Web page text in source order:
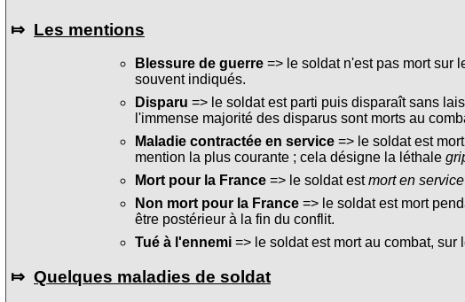
⤇ Les mentions
Blessure de guerre => le soldat n'est pas mort sur
souvent indiqués.
Disparu => le soldat est parti puis disparaît sans
l'immense majorité des disparus sont morts au
Maladie contractée en service => le soldat est
mention la plus courante ; cela désigne la léthale
Mort pour la France => le soldat estmort en
Non mort pour la France => le soldat est mort
être postérieur à la fin du conflit.
Tué à l'ennemi => le soldat est mort au combat,
⤇ Quelques maladies de soldat